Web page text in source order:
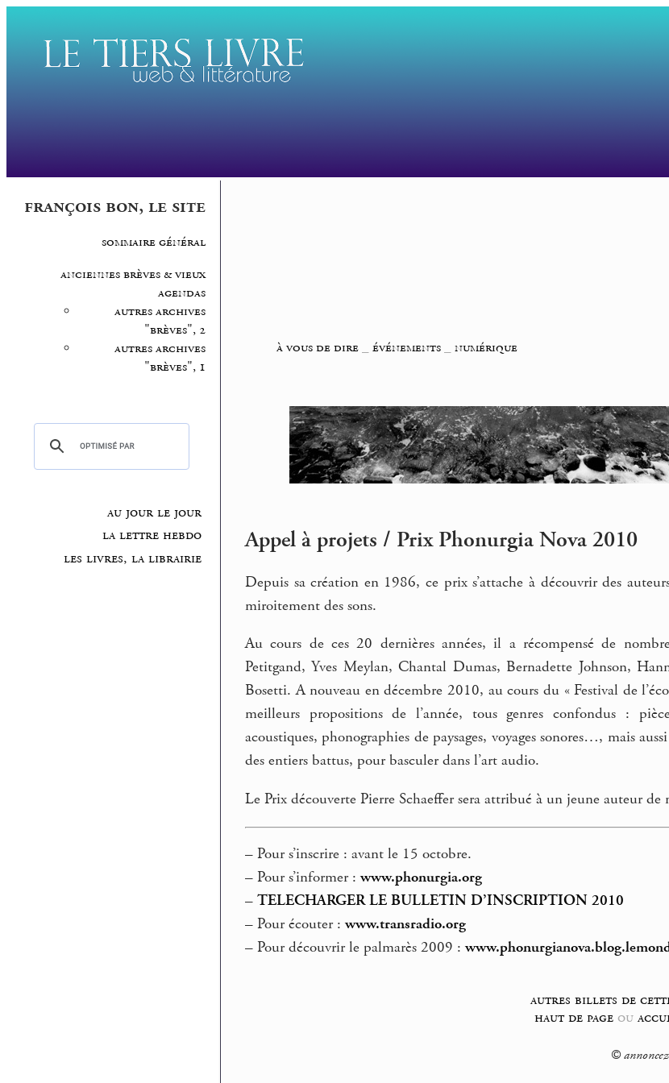
françois bon, le site
sommaire général
anciennes brèves & vieux
agendas
autres archives
"brèves", 2
autres archives
"brèves", 1
au jour le jour
la lettre hebdo
les livres, la librairie
à vous de dire _événements _numérique
Appel à projets / Prix Phonurgia Nova 2010
Depuis sa création en 1986, ce prix s’attache à découvrir des
miroitement des sons.
Au cours de ces 20 dernières années, il a récompensé de
Petitgand, Yves Meylan, Chantal Dumas, Bernadette Johnson,
Bosetti. A nouveau en décembre 2010, au cours du « Festival de
meilleurs propositions de l’année, tous genres confondus :
acoustiques, phonographies de paysages, voyages sonores…, mais
des entiers battus, pour basculer dans l’art audio.
Le Prix découverte Pierre Schaeffer sera attribué à un jeune auteur de
– Pour s’inscrire : avant le 15 octobre.
– Pour s’informer :www.phonurgia.org
– TELECHARGER LE BULLETIN D’INSCRIPTION 2010
– Pour écouter :www.transradio.org
– Pour découvrir le palmarès 2009 :
autres billets de
haut de pageou
©